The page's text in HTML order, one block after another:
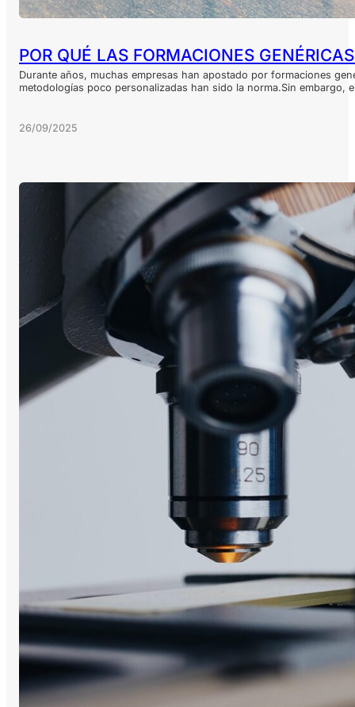
POR QUÉ LAS FORMACIONES
Durante años, muchas empresas han apostado por formaciones
metodologías poco personalizadas han sido la norma.Sin embargo,
26/09/2025